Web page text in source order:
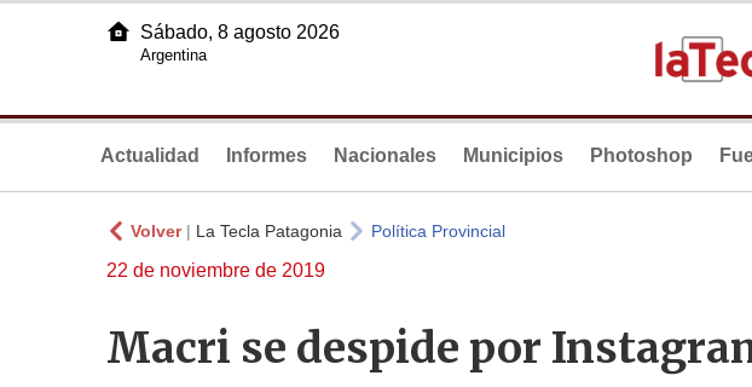
Sábado, 8 agosto 2026
Argentina
Actualidad Informes Nacionales Municipios Photoshop
Volver| La Tecla Patagonia Política Provincial
22 de noviembre de 2019
Macri se despide por